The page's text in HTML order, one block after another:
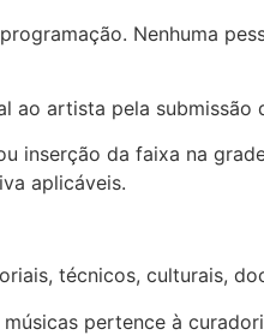
Nenhuma
artista pela
inserção da faixa na
aplicáveis.
técnicos, culturais,
pertence à